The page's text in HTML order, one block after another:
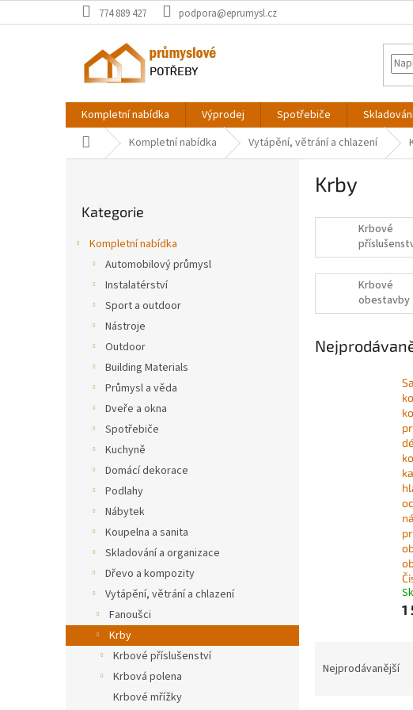
na
774 889 427 podpora@eprumysl.cz
Kompletní nabídka Výprodej Spotřebiče
Domů Kompletní nabídka Vytápění, větrání a chlazení
kategorie
Kategorie
Kompletní nabídka
Automobilový průmysl
Instalatérství
Sport a outdoor
Nástroje
Outdoor
Building Materials
Průmysl a věda
Dveře a okna
Spotřebiče
Kuchyně
Domácí dekorace
Podlahy
Nábytek
Koupelna a sanita
Skladování a organizace
Dřevo a kompozity
Vytápění, větrání a chlazení
Fanoušci
Krby
Krbové příslušenství
Krbová polena
Krbové mřížky
Krby
Krbové
Krbové
obestavby
1
Nejprodávanější